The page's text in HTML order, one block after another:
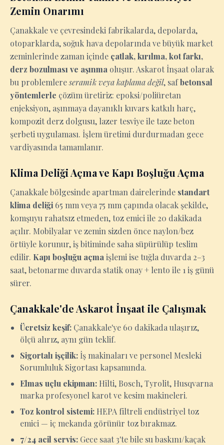
Zemin Onarımı
Çanakkale ve çevresindeki fabrikalarda, depolarda,
otoparklarda, soğuk hava depolarında ve büyük market
zeminlerinde zaman içinde çatlak, kırılma, kot farkı,
derz bozulması ve aşınma oluşur. Askarot İnşaat olarak
bu problemlereseramik veya kaplama değil, safbetonsal
yöntemlerle çözüm üretiriz: epoksi/poliüretan
enjeksiyon, aşınmaya dayanıklı kuvars katkılı harç,
kompozit derz dolgusu, lazer tesviye ile taze beton
şerbeti uygulaması. İşlem üretimi durdurmadan gece
vardiyasında tamamlanır.
Klima Deliği Açma ve Kapı Boşluğu Açma
Çanakkale bölgesinde apartman dairelerinde standart
klima deliği 65 mm veya 75 mm çapında olacak şekilde,
komşuyu rahatsız etmeden, toz emici ile 20 dakikada
açılır. Mobilyalar ve zemin sizden önce naylon/bez
örtüyle korunur, iş bitiminde saha süpürülüp teslim
edilir. Kapı boşluğu açma işlemi ise tuğla duvarda 2–3
saat, betonarme duvarda statik onay + lento ile 1 iş günü
sürer.
Çanakkale'de Askarot İnşaat ile Çalışmak
Ücretsiz keşif: Çanakkale'ye 60 dakikada ulaşırız,
ölçü alırız, aynı gün teklif.
Sigortalı işçilik: İş makinaları ve personel Mesleki
Sorumluluk Sigortası kapsamında.
Elmas uçlu ekipman: Hilti, Bosch, Tyrolit, Husqvarna
marka profesyonel karot ve kesim makineleri.
Toz kontrol sistemi: HEPA filtreli endüstriyel toz
emici — iç mekanda görünür toz bırakmaz.
7/24 acil servis: Gece saat 3'te bile su baskını/kaçak